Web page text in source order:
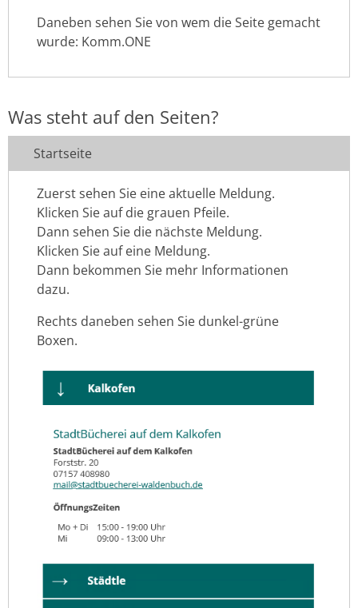
Daneben sehen Sie von wem die Seite gemacht
wurde: Komm.ONE
Was steht auf den Seiten?
Startseite
Zuerst sehen Sie eine aktuelle Meldung.
Klicken Sie auf die grauen Pfeile.
Dann sehen Sie die nächste Meldung.
Klicken Sie auf eine Meldung.
Dann bekommen Sie mehr Informationen
dazu.
Rechts daneben sehen Sie dunkel-grüne
Boxen.